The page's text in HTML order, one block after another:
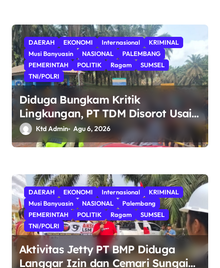
DAERAH EKONOMI Internasional
KRIMINAL
Musi Banyuasin
NASIONAL
PALEMBANG
PEMERINTAH
POLITIK Ragam
SUMSEL
TNI/POLRI
Diduga Bungkam Kritik
Lingkungan, PT TDM Disorot Usai
Aksi Damai Gagal Digelar; POSE RI
Nilai Ada Indikasi Obstruction
Ktd Admin Agu 6, 2026
DAERAH EKONOMI Internasional
KRIMINAL
Musi Banyuasin
NASIONAL
Palembang
PEMERINTAH
POLITIK Ragam
SUMSEL
TNI/POLRI
Aktivitas Jetty PT BMP Diduga
Langgar Izin dan Cemari Sungai